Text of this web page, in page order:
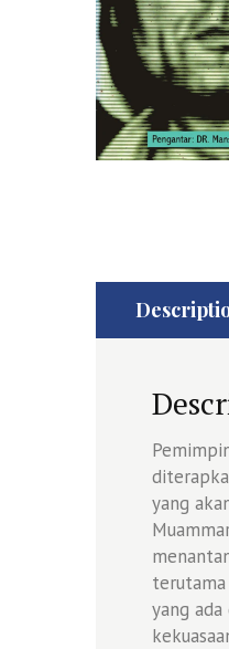
yang
terutama
yang